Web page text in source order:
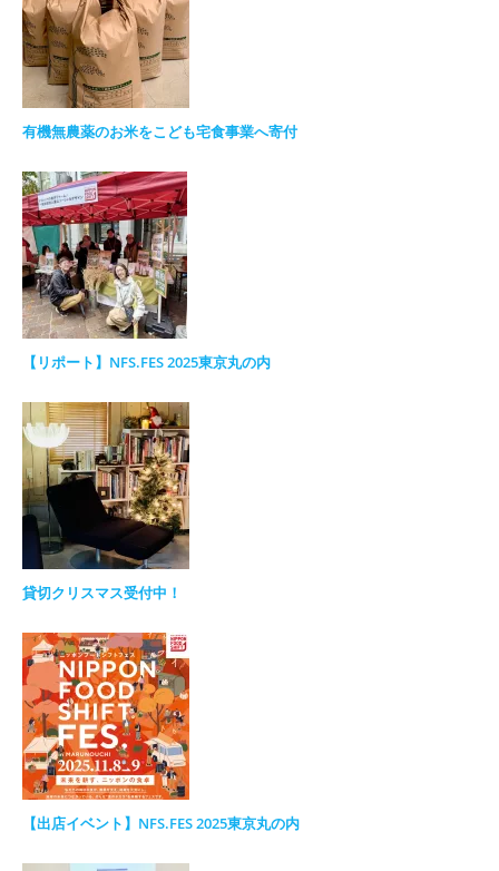
有機無農薬のお米をこども宅食事業へ寄付
【リポート】NFS.FES 2025東京丸の内
貸切クリスマス受付中！
【出店イベント】NFS.FES 2025東京丸の内